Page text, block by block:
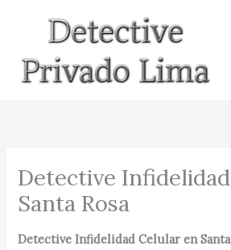
contenido
Detective
Santa Rosa
Detective Infidelidad Celular en Santa